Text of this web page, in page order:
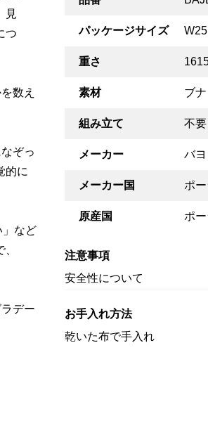
見
つ
数え
ぞっ
的に
」など
デー
パッケージサイズ
重さ
素材 ブナ
組み立て 不要
メーカー バヨ
メーカー国 ポ
原産国 ポ
注意事項
安全性について
お手入れ方法
乾いた布で手入れ